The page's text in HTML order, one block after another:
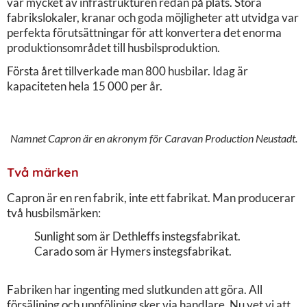
fabrikslokaler, kranar och goda möjligheter att utvidga var
perfekta förutsättningar för att konvertera det enorma
produktionsområdet till husbilsproduktion.
Första året tillverkade man 800 husbilar. Idag är
kapaciteten hela 15 000 per år.
Namnet Capron är en akronym för Caravan Production Neustadt.
Två märken
Capron är en ren fabrik, inte ett fabrikat. Man producerar
två husbilsmärken:
Sunlight som är Dethleffs instegsfabrikat.
Carado som är Hymers instegsfabrikat.
Fabriken har ingenting med slutkunden att göra. All